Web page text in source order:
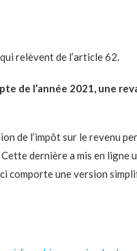
relèvent de l’article 62.
de l’année 2021, une
de l’impôt sur le revenu
dernière a mis en ligne
comporte une version